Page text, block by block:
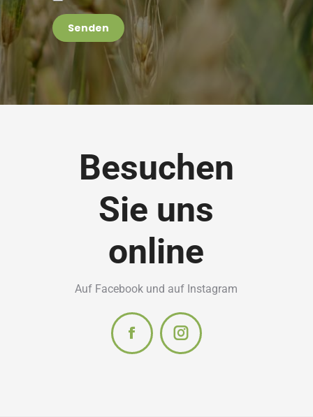
Besuchen
Sie uns
online
Auf Facebook und auf Instagram
FacebookInstagram